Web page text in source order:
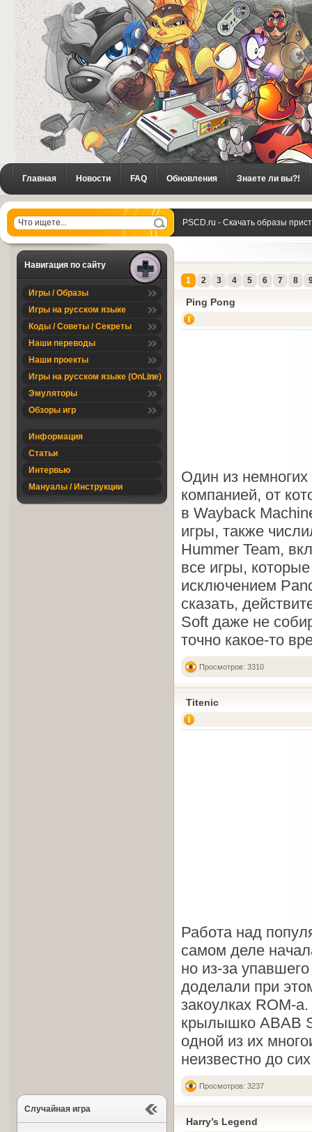
Главная Новости FAQ Обновления Знаете ли вы?!
PSCD.ru - Скачать образы
Навигация по сайту
Игры / Образы
Игры на русском языке
Коды / Советы / Секреты
Наши переводы
Наши проекты
Игры на русском языке (OnLine)
Эмуляторы
Обзоры игр
Информация
Статьи
Интервью
Мануалы / Инструкции
Случайная игра
1 2 3 4 5 6 7 8
Ping Pong
Один из
компанией, от
в Wayback
игры, также
Hummer Team,
все игры,
исключением
сказать,
Soft даже не
точно какое-то
Просмотров: 3310
Titenic
Работа над
самом деле
но из-за
доделали при
закоулках ROM-
крылышко ABAB
одной из их
неизвестно до
Просмотров: 3237
Harry’s Legend